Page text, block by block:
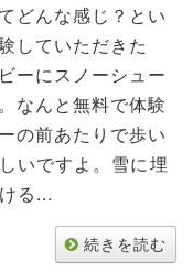
どんな感じ？とい
していただきた
ーにスノーシュー
なんと無料で体験
の前あたりで歩い
いですよ。雪に埋
る...
続きを読む